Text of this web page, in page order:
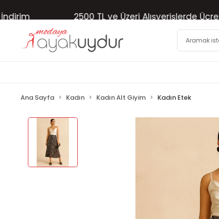
2500 TL ve Üzeri Alışverişlerde Ücretsiz
Ana Sayfa Kadın Kadın Alt Giyim Kadın Etek